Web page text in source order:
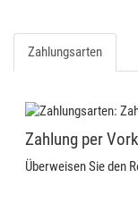
Zahlungsarten
Zahlung per
Überweisen Sie den